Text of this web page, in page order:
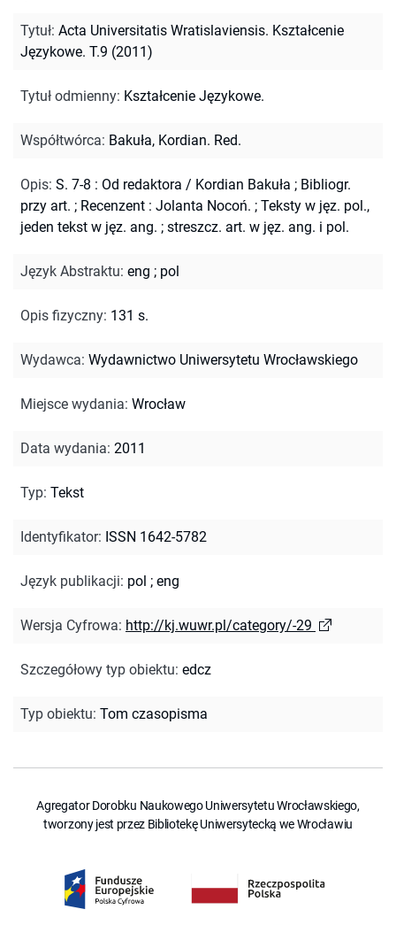
Tytuł: Acta Universitatis Wratislaviensis. Kształcenie
Językowe. T.9 (2011)
Tytuł odmienny: Kształcenie Językowe.
Współtwórca: Bakuła, Kordian. Red.
Opis: S. 7-8 : Od redaktora / Kordian Bakuła ; Bibliogr.
przy art. ; Recenzent : Jolanta Nocoń. ; Teksty w jęz. pol.,
jeden tekst w jęz. ang. ; streszcz. art. w jęz. ang. i pol.
Język Abstraktu: eng ; pol
Opis fizyczny: 131 s.
Wydawca: Wydawnictwo Uniwersytetu Wrocławskiego
Miejsce wydania: Wrocław
Data wydania: 2011
Typ: Tekst
Identyfikator: ISSN 1642-5782
Język publikacji: pol ; eng
Wersja Cyfrowa: http://kj.wuwr.pl/category/-29
Szczegółowy typ obiektu: edcz
Typ obiektu: Tom czasopisma
Agregator Dorobku Naukowego Uniwersytetu Wrocławskiego,
tworzony jest przez Bibliotekę Uniwersytecką we Wrocławiu